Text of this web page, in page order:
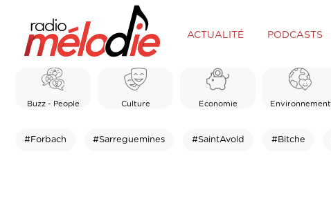
ACTUALITÉ PODCASTS
Buzz - People Culture Economie Environnement
#Forbach #Sarreguemines #SaintAvold #Bitche